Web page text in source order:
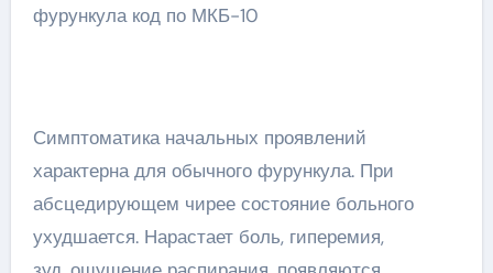
Симптоматика начальных проявлений
характерна для обычного фурункула. При
абсцедирующем чирее состояние больного
ухудшается. Нарастает боль, гиперемия,